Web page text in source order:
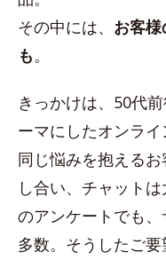
その中には、 お客
も。
きっかけは、50代
ーマにしたオンライ
同じ悩みを抱える
し合い、チャット
のアンケートでも
多数。そうしたご